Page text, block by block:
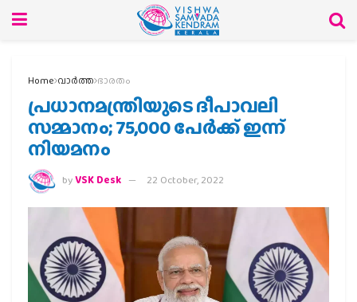
Home വാര്‍ത്ത ഭാരതം
പ്രധാനമന്ത്രിയുടെ ദീപാവലി‍
സമ്മാനം; 75,000 പേര്‍ക്ക് ഇന്ന്
നിയമനം
byVSK Desk 22 October, 2022